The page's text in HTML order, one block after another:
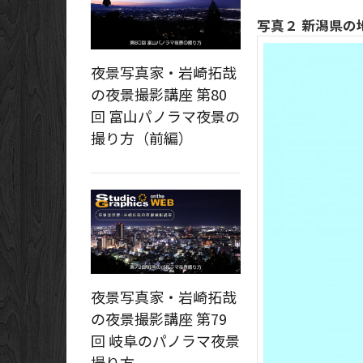
写真２ 新潟県の
夜景写真家・岩崎拓哉
の夜景撮影講座 第80
回 富山パノラマ夜景の
撮り方（前編）
夜景写真家・岩崎拓哉
の夜景撮影講座 第79
回 岐阜のパノラマ夜景